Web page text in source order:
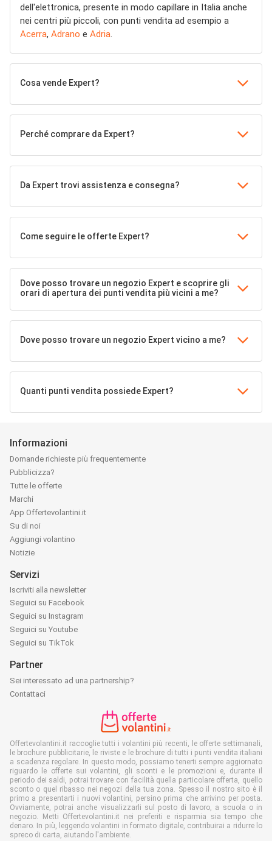
dell'elettronica, presente in modo capillare in Italia anche
nei centri più piccoli, con punti vendita ad esempio a
Acerra, Adrano e Adria.
Cosa vende Expert?
Perché comprare da Expert?
Da Expert trovi assistenza e consegna?
Come seguire le offerte Expert?
Dove posso trovare un negozio Expert e scoprire gli
orari di apertura dei punti vendita più vicini a me?
Dove posso trovare un negozio Expert vicino a me?
Quanti punti vendita possiede Expert?
Informazioni
Domande richieste più frequentemente
Pubblicizza?
Tutte le offerte
Marchi
App Offertevolantini.it
Su di noi
Aggiungi volantino
Notizie
Servizi
Iscriviti alla newsletter
Seguici su Facebook
Seguici su Instagram
Seguici su Youtube
Seguici su TikTok
Partner
Sei interessato ad una partnership?
Contattaci
Offertevolantini.it raccoglie tutti i volantini più recenti, le offerte settimanali,
le brochure pubblicitarie, le riviste e le brochure di tutti i punti vendita italiani
a scadenza regolare. In questo modo, possiamo tenerti sempre aggiornato
riguardo le offerte sui volantini, gli sconti e le promozioni e, durante il
periodo dei saldi, potrai trovare con facilità quella particolare offerta, quello
sconto o quel ribasso nei negozi della tua zona. Spesso il nostro sito è il
primo a presentarti i nuovi volantini, persino prima che arrivino per posta.
Ovviamente, potrai anche visualizzarli sul posto di lavoro, a scuola o in
negozio. Metti Offertevolantini.it nei preferiti e risparmia sia tempo che
denaro. In più, leggendo volantini in formato digitale, contribuirai a ridurre lo
spreco di carta, aiutando l'ambiente.